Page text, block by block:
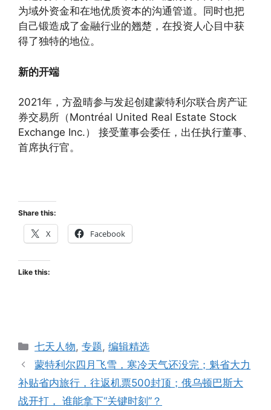
为域外资金和在地优质资本的沟通管道。同时也把
自己锻造成了金融行业的翘楚，在投资人心目中获
得了独特的地位。
新的开端
2021年，方盈晴参与发起创建蒙特利尔联合房产证
券交易所（Montréal United Real Estate Stock
Exchange Inc.） 接受董事会委任，出任执行董事、
首席执行官。
Share this:
X Facebook
Like this:
Categories
七天人物,专题,编辑精选
蒙特利尔四月飞雪，寒冷天气还没完；魁省大力
补贴省内旅行，往返机票500封顶；俄乌顿巴斯大
战开打， 谁能拿下“关键时刻”？